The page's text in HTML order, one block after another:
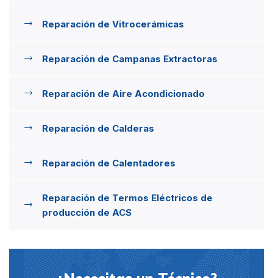
Reparación de Vitrocerámicas
Reparación de Campanas Extractoras
Reparación de Aire Acondicionado
Reparación de Calderas
Reparación de Calentadores
Reparación de Termos Eléctricos de
producción de ACS